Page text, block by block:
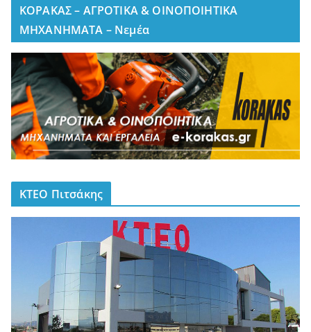
ΚΟΡΑΚΑΣ – ΑΓΡΟΤΙΚΑ & ΟΙΝΟΠΟΙΗΤΙΚΑ
ΜΗΧΑΝΗΜΑΤΑ – Νεμέα
ΚΤΕΟ Πιτσάκης